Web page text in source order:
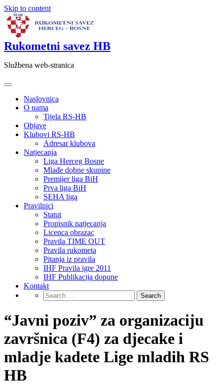
Skip to content
Rukometni savez HB
Službena web-stranica
Naslovnica
O nama
Tijela RS-HB
Objave
Klubovi RS-HB
Adresar klubova
Natjecanja
Liga Herceg Bosne
Mlađe dobne skupine
Premijer liga BiH
Prva liga BiH
SEHA liga
Pravilnici
Statut
Propisnik natjecanja
Licenca obrazac
Pravila TIME OUT
Pravila rukometa
Pitanja iz pravila
IHF Pravila igre 2011
IHF Publikacija dopune
Kontakt
“Javni poziv” za organizaciju
završnica (F4) za djecake i
mladje kadete Lige mladih RS
HB